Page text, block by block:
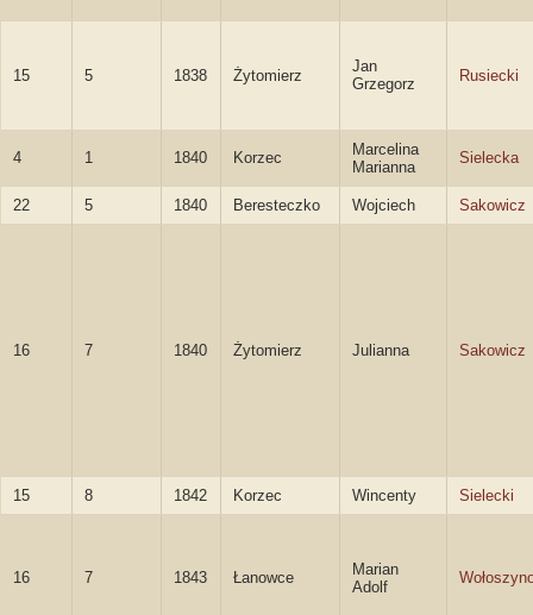
15 5 1838 Żytomierz
Jan
Grzegorz
Rusiecki
4 1 1840 Korzec
Marcelina
Marianna
Sielecka
22 5 1840 Beresteczko Wojciech Sakowicz
16 7 1840 Żytomierz Julianna Sakowicz
15 8 1842 Korzec Wincenty Sielecki
16 7 1843 Łanowce
Marian
Adolf